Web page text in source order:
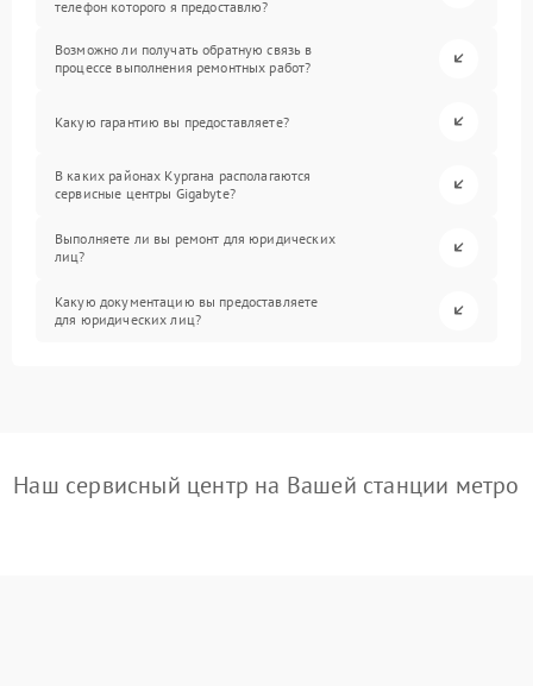
телефон которого я предоставлю?
Возможно ли получать обратную связь в
процессе выполнения ремонтных работ?
Какую гарантию вы предоставляете?
В каких районах Кургана располагаются
сервисные центры Gigabyte?
Выполняете ли вы ремонт для юридических
лиц?
Какую документацию вы предоставляете
для юридических лиц?
Наш сервисный центр на Вашей станции метро